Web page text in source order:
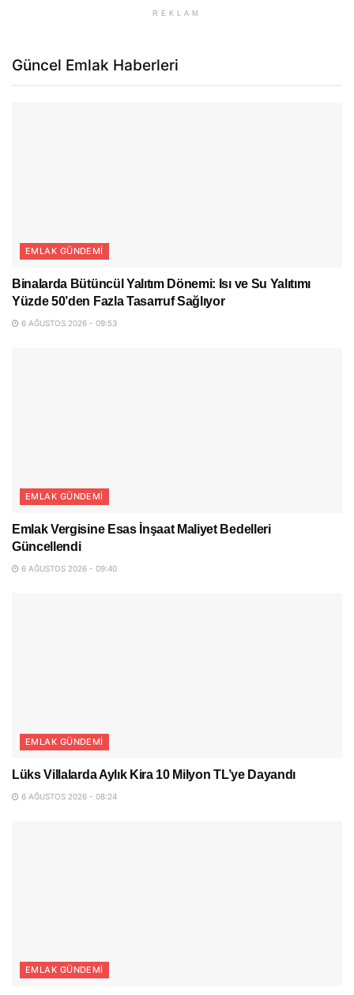
REKLAM
Güncel Emlak Haberleri
EMLAK GÜNDEMI
Binalarda Bütüncül Yalıtım Dönemi: Isı ve Su Yalıtımı
Yüzde 50’den Fazla Tasarruf Sağlıyor
6 AĞUSTOS 2026 - 09:53
EMLAK GÜNDEMI
Emlak Vergisine Esas İnşaat Maliyet Bedelleri
Güncellendi
6 AĞUSTOS 2026 - 09:40
EMLAK GÜNDEMI
Lüks Villalarda Aylık Kira 10 Milyon TL’ye Dayandı
6 AĞUSTOS 2026 - 08:24
EMLAK GÜNDEMI